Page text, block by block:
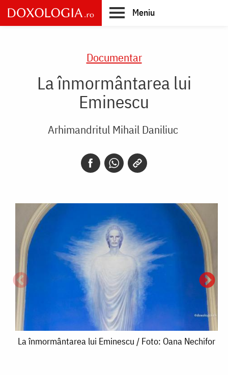
Skip
to
main
Meniu
Documentar
La înmormântarea lui
Eminescu
Arhimandritul Mihail Daniliuc
La
La înmormântarea lui Eminescu / Foto: Oana Nechifor